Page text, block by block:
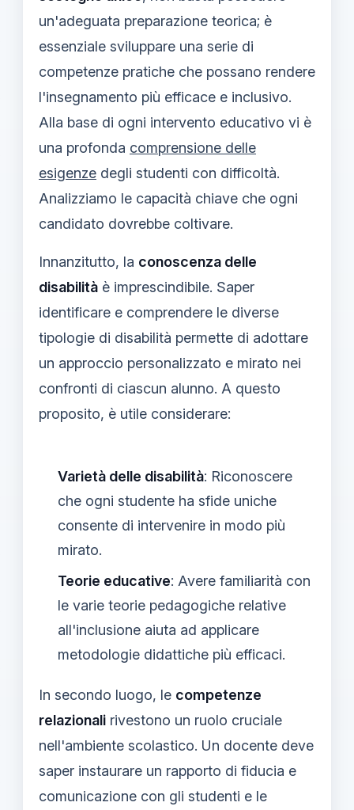
un'adeguata preparazione teorica; è
essenziale sviluppare una serie di
competenze pratiche che possano rendere
l'insegnamento più efficace e inclusivo.
Alla base di ogni intervento educativo vi è
una profonda comprensione delle
esigenze degli studenti con difficoltà.
Analizziamo le capacità chiave che ogni
candidato dovrebbe coltivare.
Innanzitutto, la conoscenza delle
disabilità è imprescindibile. Saper
identificare e comprendere le diverse
tipologie di disabilità permette di adottare
un approccio personalizzato e mirato nei
confronti di ciascun alunno. A questo
proposito, è utile considerare:
Varietà delle disabilità: Riconoscere
che ogni studente ha sfide uniche
consente di intervenire in modo più
mirato.
Teorie educative: Avere familiarità con
le varie teorie pedagogiche relative
all'inclusione aiuta ad applicare
metodologie didattiche più efficaci.
In secondo luogo, le competenze
relazionali rivestono un ruolo cruciale
nell'ambiente scolastico. Un docente deve
saper instaurare un rapporto di fiducia e
comunicazione con gli studenti e le